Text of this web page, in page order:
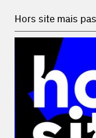
Hors site mais